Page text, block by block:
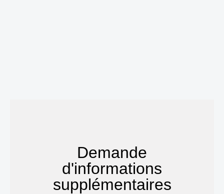
Demande
d'informations
supplémentaires